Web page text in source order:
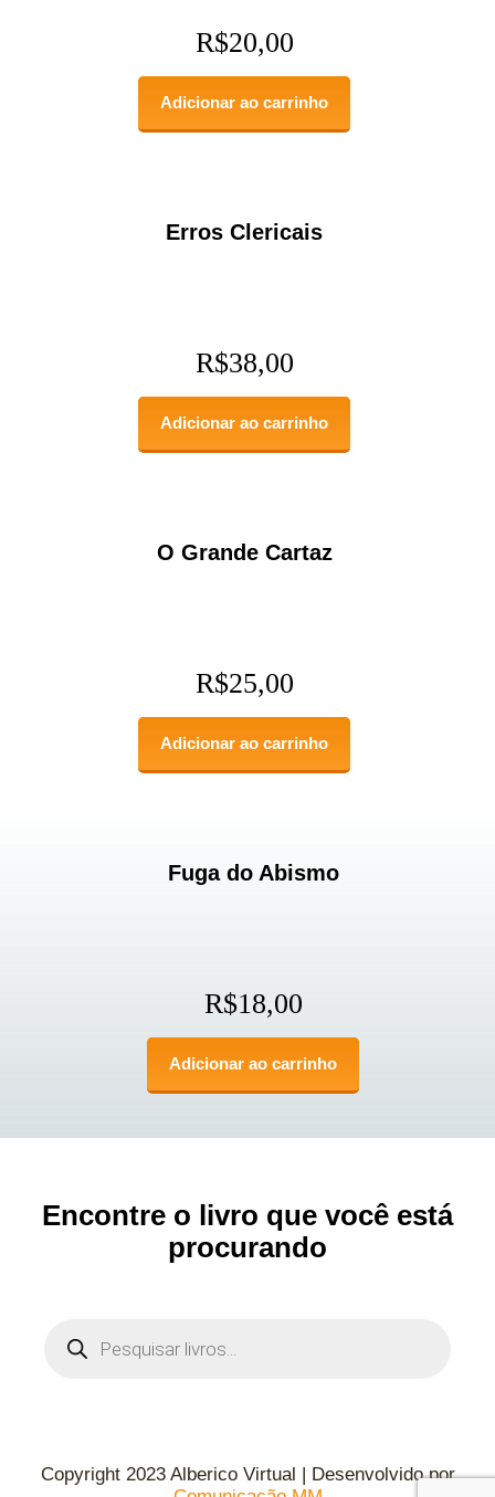
R$20,00
Adicionar ao carrinho
Erros Clericais
R$38,00
Adicionar ao carrinho
O Grande Cartaz
R$25,00
Adicionar ao carrinho
Fuga do Abismo
R$18,00
Adicionar ao carrinho
Encontre o livro que você está
procurando
Copyright 2023 Alberico Virtual | Desenvolvido por